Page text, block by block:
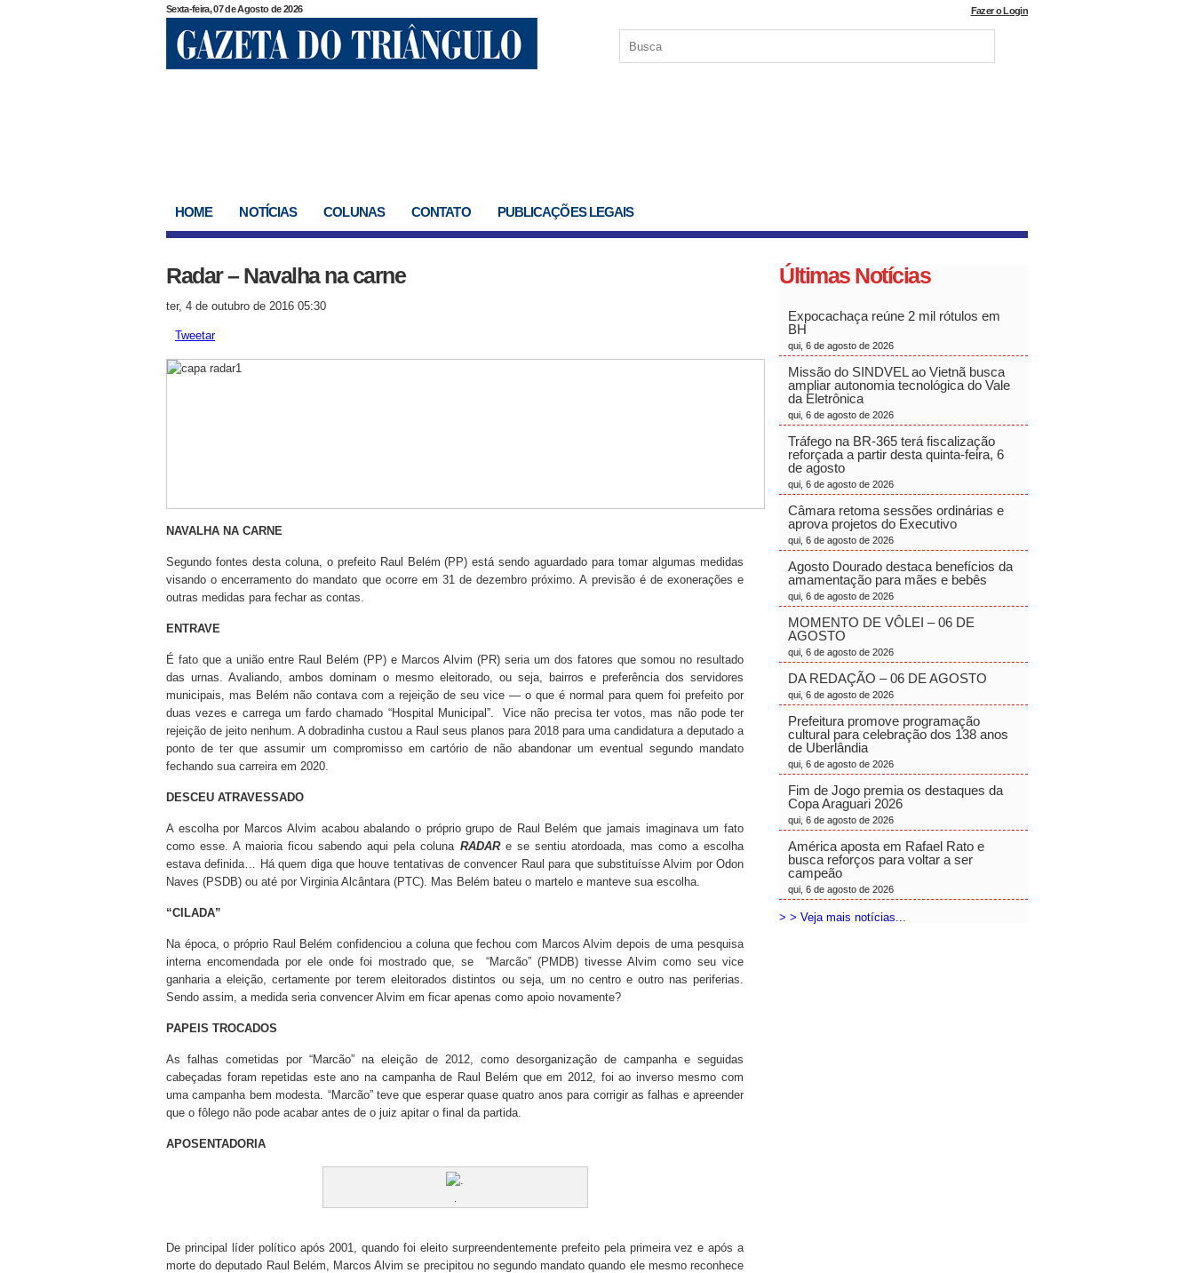
Sexta-feira, 07 de Agosto de 2026 Fazer o Login
HOME NOTÍCIAS COLUNAS CONTATO PUBLICAÇÕES LEGAIS
Radar – Navalha na carne
ter, 4 de outubro de 2016 05:30
Tweetar
NAVALHA NA CARNE
Segundo fontes desta coluna, o prefeito Raul Belém (PP) está sendo aguardado para tomar algumas medidas
visando o encerramento do mandato que ocorre em 31 de dezembro próximo. A previsão é de exonerações e
outras medidas para fechar as contas.
ENTRAVE
É fato que a união entre Raul Belém (PP) e Marcos Alvim (PR) seria um dos fatores que somou no resultado
das urnas. Avaliando, ambos dominam o mesmo eleitorado, ou seja, bairros e preferência dos servidores
municipais, mas Belém não contava com a rejeição de seu vice — o que é normal para quem foi prefeito por
duas vezes e carrega um fardo chamado “Hospital Municipal”. Vice não precisa ter votos, mas não pode ter
rejeição de jeito nenhum. A dobradinha custou a Raul seus planos para 2018 para uma candidatura a deputado a
ponto de ter que assumir um compromisso em cartório de não abandonar um eventual segundo mandato
fechando sua carreira em 2020.
DESCEU ATRAVESSADO
A escolha por Marcos Alvim acabou abalando o próprio grupo de Raul Belém que jamais imaginava um fato
como esse. A maioria ficou sabendo aqui pela coluna RADAR e se sentiu atordoada, mas como a escolha
estava definida… Há quem diga que houve tentativas de convencer Raul para que substituísse Alvim por Odon
Naves (PSDB) ou até por Virginia Alcântara (PTC). Mas Belém bateu o martelo e manteve sua escolha.
“CILADA”
Na época, o próprio Raul Belém confidenciou a coluna que fechou com Marcos Alvim depois de uma pesquisa
interna encomendada por ele onde foi mostrado que, se “Marcão” (PMDB) tivesse Alvim como seu vice
ganharia a eleição, certamente por terem eleitorados distintos ou seja, um no centro e outro nas periferias.
Sendo assim, a medida seria convencer Alvim em ficar apenas como apoio novamente?
PAPEIS TROCADOS
As falhas cometidas por “Marcão” na eleição de 2012, como desorganização de campanha e seguidas
cabeçadas foram repetidas este ano na campanha de Raul Belém que em 2012, foi ao inverso mesmo com
uma campanha bem modesta. “Marcão” teve que esperar quase quatro anos para corrigir as falhas e apreender
que o fôlego não pode acabar antes de o juiz apitar o final da partida.
APOSENTADORIA
De principal líder político após 2001, quando foi eleito surpreendentemente prefeito pela primeira vez e após a
morte do deputado Raul Belém, Marcos Alvim se precipitou no segundo mandato quando ele mesmo reconhece
Últimas Notícias
Expocachaça reúne 2 mil rótulos em
BH
qui, 6 de agosto de 2026
Missão do SINDVEL ao Vietnã busca
ampliar autonomia tecnológica do Vale
da Eletrônica
qui, 6 de agosto de 2026
Tráfego na BR-365 terá fiscalização
reforçada a partir desta quinta-feira, 6
de agosto
qui, 6 de agosto de 2026
Câmara retoma sessões ordinárias e
aprova projetos do Executivo
qui, 6 de agosto de 2026
Agosto Dourado destaca benefícios da
amamentação para mães e bebês
qui, 6 de agosto de 2026
MOMENTO DE VÔLEI – 06 DE
AGOSTO
qui, 6 de agosto de 2026
DA REDAÇÃO – 06 DE AGOSTO
qui, 6 de agosto de 2026
Prefeitura promove programação
cultural para celebração dos 138 anos
de Uberlândia
qui, 6 de agosto de 2026
Fim de Jogo premia os destaques da
Copa Araguari 2026
qui, 6 de agosto de 2026
América aposta em Rafael Rato e
busca reforços para voltar a ser
campeão
qui, 6 de agosto de 2026
> > Veja mais notícias...